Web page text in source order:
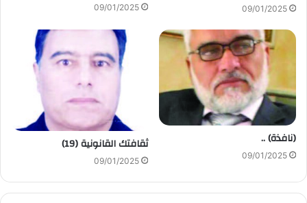
09/01/2025
09/01/2025
(نافذة) ..
09/01/2025
ثقافتك القانونية (19)
09/01/2025